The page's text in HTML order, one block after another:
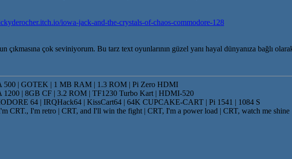
iowa-jack-and-the-crystals-of-chaos-commodore-128
çıkmasına çok seviniyorum. Bu tarz text oyunlarının güzel yanı hayal dünyanıza bağlı
500 | GOTEK | 1 MB RAM | 1.3 ROM | Pi Zero HDMI
1200 | 8GB CF | 3.2 ROM | TF1230 Turbo Kart | HDMI-520
64 | IRQHack64 | KissCart64 | 64K CUPCAKE-CART | Pi 1541 | 1084 S
CRT., I'm retro | CRT, and I'll win the fight | CRT, I'm a power load | CRT, watch me shine